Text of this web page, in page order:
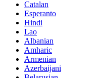
Catalan
Esperanto
Hindi
Lao
Albanian
Amharic
Armenian
Azerbaijani